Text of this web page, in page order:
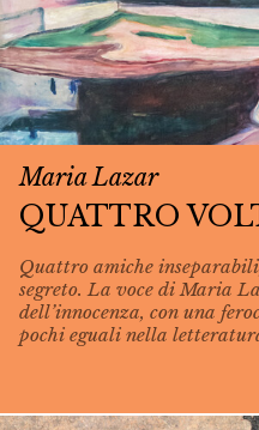
Maria Lazar
QUATTRO
Quattro amiche
segreto. La voce di Maria
dell’innocenza, con una
pochi eguali nella